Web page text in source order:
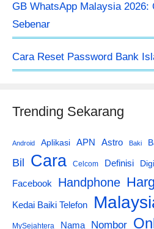
GB WhatsApp Malaysia 2026:
Sebenar
Cara Reset Password Bank
Trending Sekarang
Android Aplikasi APN Astro Baki
Bil Cara Celcom Definisi Digi
Facebook Handphone
Kedai Baiki Telefon
MySejahtera Nama Nombor